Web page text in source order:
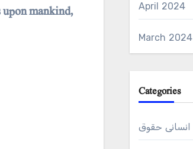
mankind,
April 2024
March 2024
Categories
انسانی حقوق